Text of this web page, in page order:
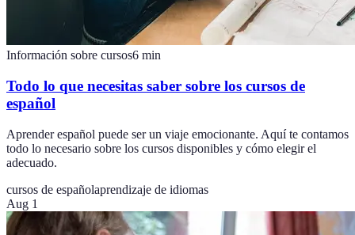
Información sobre cursos6 min
Todo lo que necesitas saber sobre los cursos de
español
Aprender español puede ser un viaje emocionante. Aquí te contamos
todo lo necesario sobre los cursos disponibles y cómo elegir el
adecuado.
cursos de españolaprendizaje de idiomas
Aug 1